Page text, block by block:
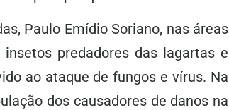
Paulo Emídio Soriano, nas áreas
predadores das lagartas e
ao ataque de fungos e vírus. Na
dos causadores de danos na